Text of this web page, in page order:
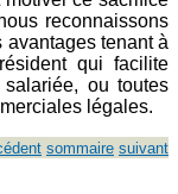
reconnaissons
tenant à
qui facilite
ou toutes
légales.
sommaire suivant